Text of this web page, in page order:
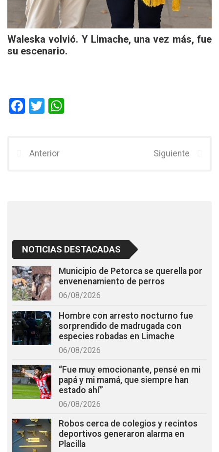
Waleska volvió. Y Limache, una vez más, fue
su escenario.
F
b
T
er
Anterior Siguiente
NOTICIAS DESTACADAS
Municipio de Petorca se querella por
envenenamiento de perros
06/08/2026
Hombre con arresto nocturno fue
sorprendido de madrugada con
especies robadas en Limache
06/08/2026
“Fue muy emocionante, pensé en mi
papá y mi mamá, que siempre han
estado ahí”
06/08/2026
Robos cerca de colegios y recintos
deportivos generaron alarma en
Placilla